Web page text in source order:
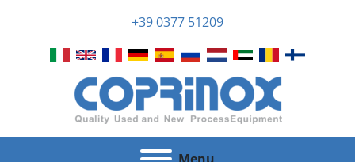
+39 0377 51209